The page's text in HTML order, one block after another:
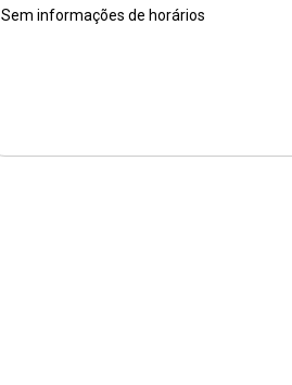
Sem informações de horários